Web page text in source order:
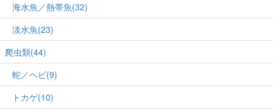
海水魚／熱帯魚(32)
淡水魚(23)
爬虫類(44)
蛇／ヘビ(9)
トカゲ(10)